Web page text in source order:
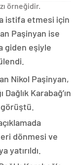
örneğidir.
istifa etmesi için
Paşinyan ise
giden eşiyle
Nikol Paşinyan,
Karabağ’ın
dönmesi ve
yatırıldı.